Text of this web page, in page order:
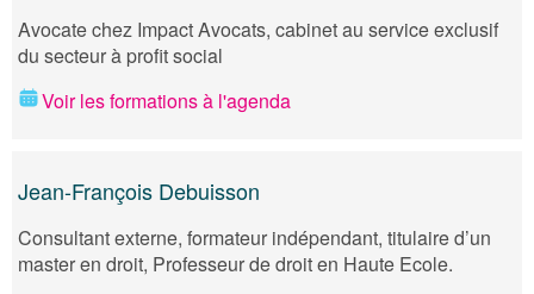
Avocate chez Impact Avocats, cabinet au service exclusif
du secteur à profit social
Voir les formations à l'agenda
Jean-François Debuisson
Consultant externe, formateur indépendant, titulaire d’un
master en droit, Professeur de droit en Haute Ecole.